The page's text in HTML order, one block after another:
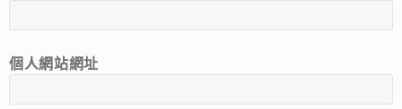
個人網站網址